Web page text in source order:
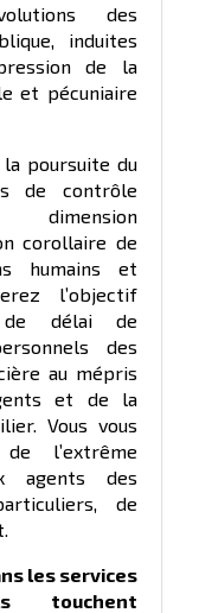
des
induites
de la
et pécuniaire
la poursuite du
de contrôle
corollaire de
humains et
l’objectif
de délai de
des
au mépris
et de la
Vous vous
l’extrême
agents des
de
les services
touchent